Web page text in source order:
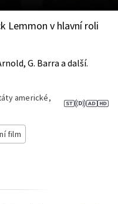
Lemmon v hlavní roli
G. Barra a další.
americké,
film